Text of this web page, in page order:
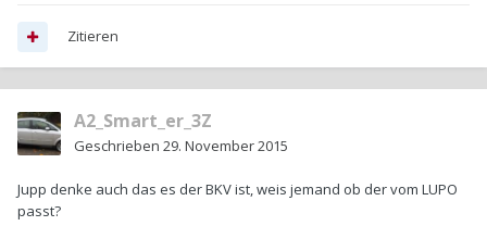
Zitieren
A2_Smart_er_3Z
Geschrieben 29. November 2015
Jupp denke auch das es der BKV ist, weis jemand ob der vom LUPO
passt?